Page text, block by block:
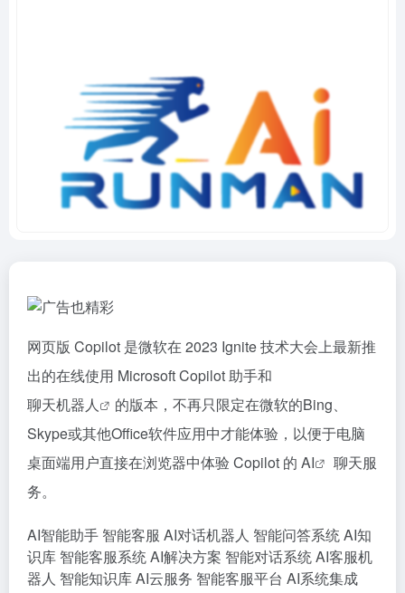
网页版 Copilot 是微软在 2023 Ignite 技术大会上最新推
出的在线使用 Microsoft Copilot 助手和
聊天机器人
的版本，不再只限定在微软的Bing、
Skype或其他Office软件应用中才能体验，以便于电脑
桌面端用户直接在浏览器中体验 Copilot 的 AI
聊天服
务。
AI智能助手 智能客服 AI对话机器人 智能问答系统AI知
识库 智能客服系统AI解决方案 智能对话系统AI客服机
器人 智能知识库AI云服务 智能客服平台 AI系统集成